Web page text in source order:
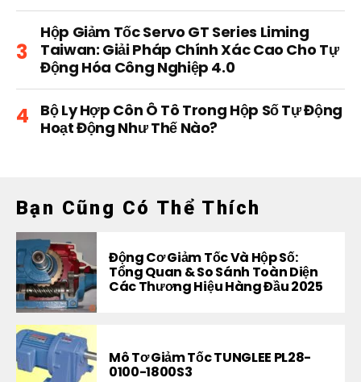
Hộp Giảm Tốc Servo GT Series Liming
Taiwan: Giải Pháp Chính Xác Cao Cho Tự
Động Hóa Công Nghiệp 4.0
Bộ Ly Hợp Côn Ô Tô Trong Hộp Số Tự Động
Hoạt Động Như Thế Nào?
Bạn Cũng Có Thể Thích
Động Cơ Giảm Tốc Và Hộp Số:
Tổng Quan & So Sánh Toàn Diện
Các Thương Hiệu Hàng Đầu 2025
Mô Tơ Giảm Tốc TUNGLEE PL28-
0100-1800S3